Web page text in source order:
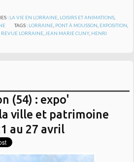
: LA VIE EN LORRAINE, LOISIRS ET ANIMATIONS,
TAGS : LORRAINE PONT À MOUSSON EXPOSITION
REVUE LORRAINE JEAN MARIE CUNY, HENRI
(54) : expo'
ville et patrimoine
au 27 avril